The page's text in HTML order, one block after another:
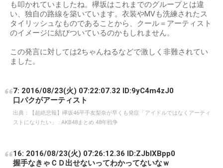
も叩かれていましたね。欅坂はこれまでのグループとは違
い、独自の路線を築いています。衣装やMVも洗練されたス
タイリッシュなものであることから、クール＝アーティスト
のイメージに結びついているのかもしれません。
この発言に対しては2ちゃんねるなどで激しく非難されてい
ました。
7: 2016/08/23(火) 07:22:07.32 ID:9yC4m4zJ0
口パクがアーティスト
出典：
【超絶悲報】欅坂46平手友梨奈が早くも発症「アイドルではなくアーティ
ストになりたい」 : AKB48まとめ 48年戦争
16: 2016/08/23(火) 07:26:12.36 ID:ZJblXBpp0
握手なきゃＣＤ出せないってわかってないなｗ